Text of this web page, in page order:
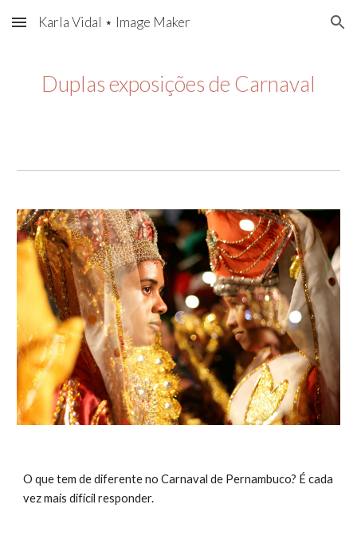
Skip to main content Skip to navigation
Karla Vidal ⋆ Image Maker
Duplas exposições de Carnaval
O que tem de diferente no Carnaval de Pernambuco? É cada
vez mais difícil responder.